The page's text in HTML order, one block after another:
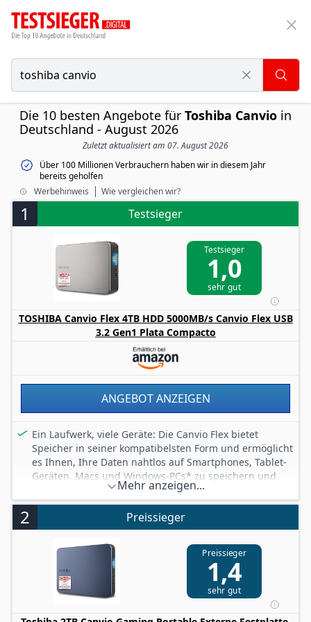
Die 10 besten Angebote für Toshiba Canvio in
Deutschland - August 2026
Zuletzt aktualisiert am 07. August 2026
Über 100 Millionen Verbrauchern haben wir in diesem Jahr
bereits geholfen
Werbehinweis
Wie vergleichen wir?
1 Testsieger
Testsieger
1,0
sehr gut
TOSHIBA Canvio Flex 4TB HDD 5000MB/s Canvio Flex USB
3.2 Gen1 Plata Compacto
ANGEBOT ANZEIGEN
Ein Laufwerk, viele Geräte: Die Canvio Flex bietet
Speicher in seiner kompatibelsten Form und ermöglicht
es Ihnen, Ihre Daten nahtlos auf Smartphones, Tablet-
Geräten, Macs und Windows-PCs* zu speichern und
darauf zuzugreifen - und das mit einer einfachen
Lösung aus einer Hand.
Hohe Speicherkapazität: Die Toshiba Canvio Flex 4TB
bietet Ihnen eine enorme Speicherkapazität, die es
Ihnen ermöglicht, alle wichtigen Dateien, Dokumente,
Fotos und Videos an einem Ort zu speichern und so
Platz auf der Festplatte Ihres Computers freizugeben.
Hochgeschwindigkeits-Datenübertragung: Ausgestattet
Mehr anzeigen...
2 Preissieger
Preissieger
1,4
sehr gut